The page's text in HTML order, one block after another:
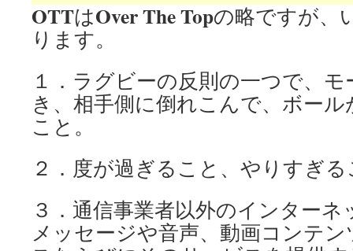
OTTはOver The Topの略ですが、
ります。
１．ラグビーの反則の一つで、
き、相手側に倒れこんで、ボー
こと。
２．度が過ぎること、やりすぎ
３．通信事業者以外のインター
メッセージや音声、動画コンテ